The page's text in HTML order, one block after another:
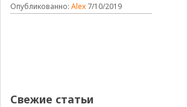
Опубликованно: Alex 7/10/2019
Свежие статьи